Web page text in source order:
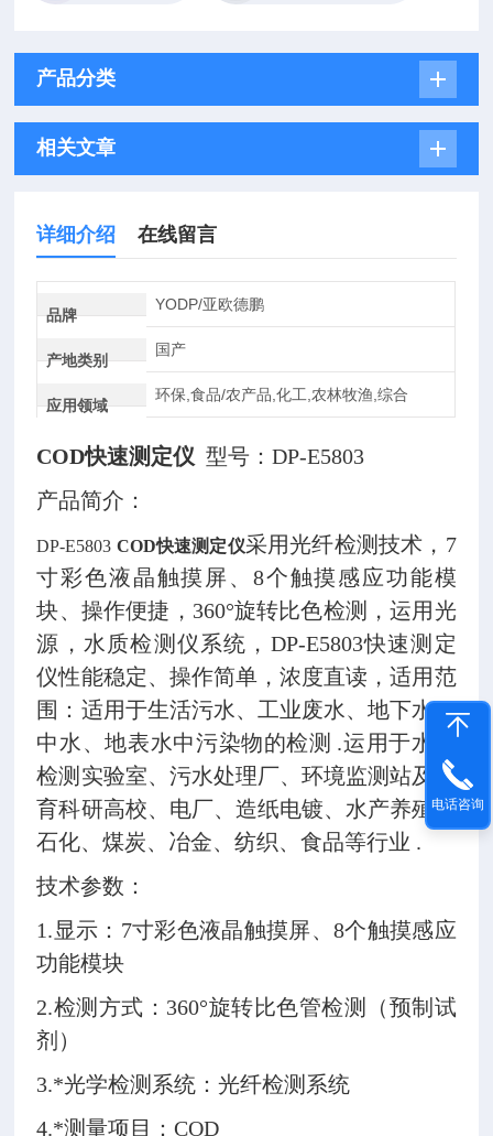
产品分类
相关文章
详细介绍 在线留言
品牌
YODP/亚欧德鹏
产地类别
国产
应用领域
环保,食品/农产品,化工,农林牧渔,综合
COD快速测定仪 型号：DP-E5803
产品简介：
DP-E5803 COD快速测定仪采用光纤检测技术，7
寸彩色液晶触摸屏、8个触摸感应功能模
块、操作便捷，360°旋转比色检测，运用光
源，水质检测仪系统，DP-E5803快速测定
仪性能稳定、操作简单，浓度直读，适用范
围：适用于生活污水、工业废水、地下水、
中水、地表水中污染物的检测 .运用于水质
检测实验室、污水处理厂、环境监测站及教
育科研高校、电厂、造纸电镀、水产养殖和
石化、煤炭、冶金、纺织、食品等行业 .
技术参数：
1.显示：7寸彩色液晶触摸屏、8个触摸感应
功能模块
2.检测方式：360°旋转比色管检测（预制试
剂）
3.*光学检测系统：光纤检测系统
4.*测量项目：COD
电话咨询